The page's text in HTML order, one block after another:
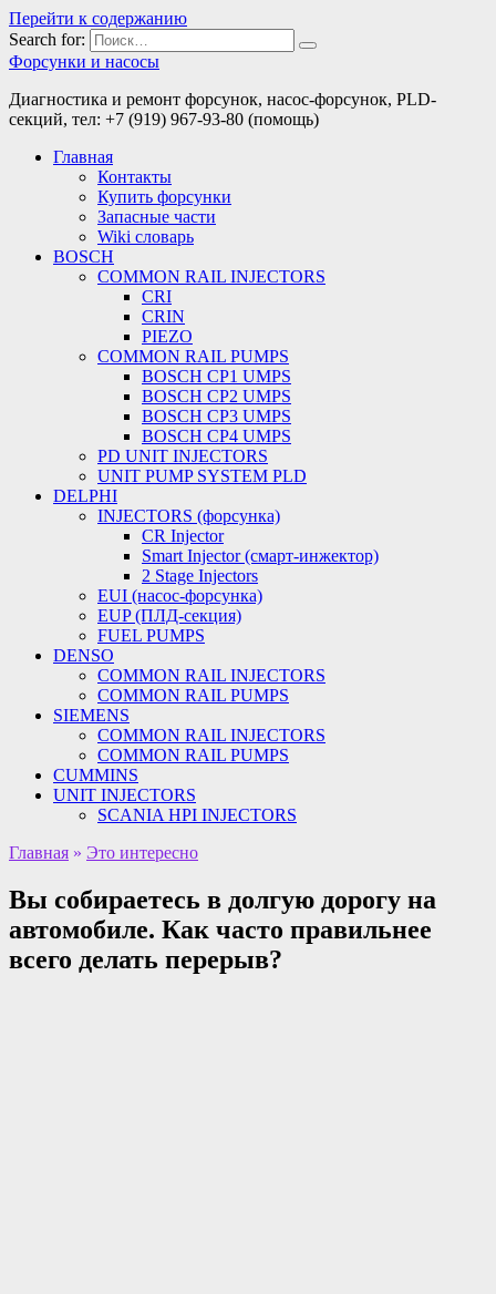
Перейти к содержанию
Search for:
Форсунки и насосы
Диагностика и ремонт форсунок, насос-форсунок, PLD-
секций, тел: +7 (919) 967-93-80 (помощь)
Главная
Контакты
Купить форсунки
Запасные части
Wiki словарь
BOSCH
COMMON RAIL INJECTORS
CRI
CRIN
PIEZO
COMMON RAIL PUMPS
BOSCH CP1 UMPS
BOSCH CP2 UMPS
BOSCH CP3 UMPS
BOSCH CP4 UMPS
PD UNIT INJECTORS
UNIT PUMP SYSTEM PLD
DELPHI
INJECTORS (форсунка)
CR Injector
Smart Injector (смарт-инжектор)
2 Stage Injectors
EUI (насос-форсунка)
EUP (ПЛД-секция)
FUEL PUMPS
DENSO
COMMON RAIL INJECTORS
COMMON RAIL PUMPS
SIEMENS
COMMON RAIL INJECTORS
COMMON RAIL PUMPS
CUMMINS
UNIT INJECTORS
SCANIA HPI INJECTORS
Главная » Это интересно
Вы собираетесь в долгую дорогу на
автомобиле. Как часто правильнее
всего делать перерыв?